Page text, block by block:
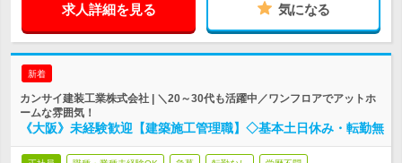
求人詳細を見る 気になる
新着
カンサイ建装工業株式会社 | ＼20～30代も活躍中／ワンフロアでアットホ
ームな雰囲気！
《大阪》未経験歓迎【建築施工管理職】◇基本土日休み・転勤無